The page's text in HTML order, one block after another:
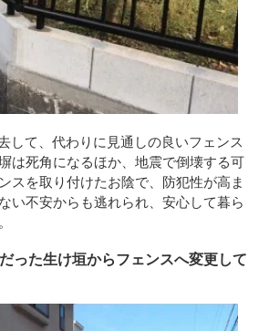
して、代わりに見通しの良いフェンス
は死角になるほか、地震で倒壊する可
スを取り付けたお陰で、防犯性が高ま
い不安からも逃れられ、安心して暮ら
った生け垣からフェンスへ変更して